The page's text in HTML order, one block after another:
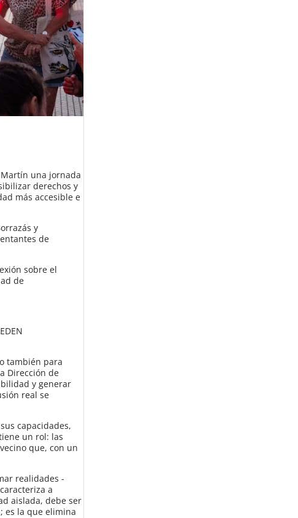
una jornada
derechos y
más accesible e
y
de
sobre el
de
también para
Dirección de
y generar
real se
capacidades,
un rol: las
que, con un
realidades -
a
aislada, debe ser
es la que elimina